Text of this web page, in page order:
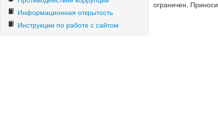
Информационная открытость
Инструкции по работе с сайтом
ограничен.